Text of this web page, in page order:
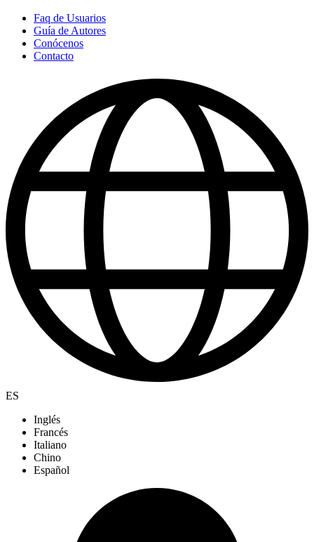
Faq de Usuarios
Guía de Autores
Conócenos
Contacto
ES
Inglés
Francés
Italiano
Chino
Español